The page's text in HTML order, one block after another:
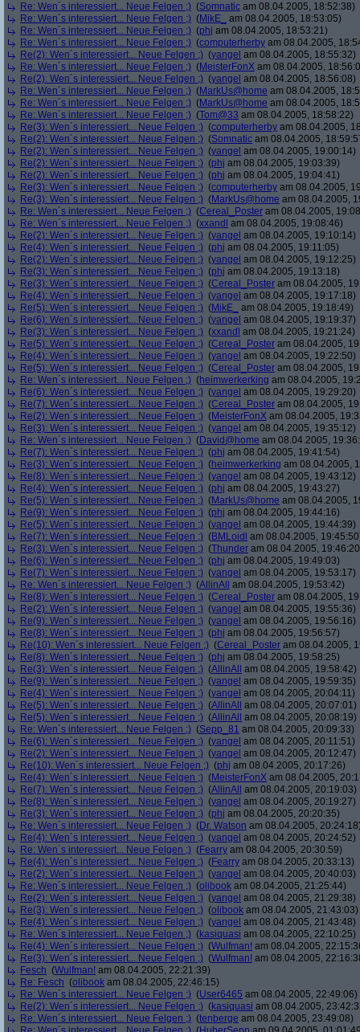
Re: Wen´s interessiert... Neue Felgen ;) (Somnatic am 08.04.2005, 18:52:38)
Re: Wen´s interessiert... Neue Felgen ;) (MikE_
am 08.04.2005, 18:53:05)
Re: Wen´s interessiert... Neue Felgen ;) (phj am 08.04.2005, 18:53:21)
Re: Wen´s interessiert... Neue Felgen ;) (computerherby am 08.04.2005,
Re(2): Wen´s interessiert... Neue Felgen ;) (yangel am 08.04.2005, 18:55:32)
Re: Wen´s interessiert... Neue Felgen ;) (MeisterFonX am 08.04.2005,
Re(2): Wen´s interessiert... Neue Felgen ;) (yangel am 08.04.2005, 18:56:08)
Re: Wen´s interessiert... Neue Felgen ;) (MarkUs@home am 08.04.2005,
Re: Wen´s interessiert... Neue Felgen ;) (MarkUs@home am 08.04.2005,
Re: Wen´s interessiert... Neue Felgen ;) (Tom@33 am 08.04.2005, 18:58:22)
Re(3): Wen´s interessiert... Neue Felgen ;) (computerherby am 08.04.2005,
Re(2): Wen´s interessiert... Neue Felgen ;) (Somnatic am 08.04.2005,
Re(2): Wen´s interessiert... Neue Felgen ;) (yangel am 08.04.2005, 19:00:14)
Re(2): Wen´s interessiert... Neue Felgen ;) (phj am 08.04.2005, 19:03:39)
Re(2): Wen´s interessiert... Neue Felgen ;) (phj am 08.04.2005, 19:04:41)
Re(3): Wen´s interessiert... Neue Felgen ;) (computerherby am 08.04.2005,
Re(3): Wen´s interessiert... Neue Felgen ;) (MarkUs@home am 08.04.2005,
Re: Wen´s interessiert... Neue Felgen ;) (Cereal_Poster am 08.04.2005,
Re: Wen´s interessiert... Neue Felgen ;) (xxandl am 08.04.2005, 19:08:46)
Re(2): Wen´s interessiert... Neue Felgen ;) (yangel am 08.04.2005, 19:10:14)
Re(4): Wen´s interessiert... Neue Felgen ;) (phj am 08.04.2005, 19:11:05)
Re(2): Wen´s interessiert... Neue Felgen ;) (yangel am 08.04.2005, 19:12:25)
Re(3): Wen´s interessiert... Neue Felgen ;) (phj am 08.04.2005, 19:13:18)
Re(3): Wen´s interessiert... Neue Felgen ;) (Cereal_Poster am 08.04.2005,
Re(4): Wen´s interessiert... Neue Felgen ;) (yangel am 08.04.2005, 19:17:18)
Re(5): Wen´s interessiert... Neue Felgen ;) (MikE_
am 08.04.2005, 19:18:49)
Re(6): Wen´s interessiert... Neue Felgen ;) (yangel am 08.04.2005, 19:19:37)
Re(3): Wen´s interessiert... Neue Felgen ;) (xxandl am 08.04.2005, 19:21:24)
Re(5): Wen´s interessiert... Neue Felgen ;) (Cereal_Poster am 08.04.2005,
Re(4): Wen´s interessiert... Neue Felgen ;) (yangel am 08.04.2005, 19:22:50)
Re(5): Wen´s interessiert... Neue Felgen ;) (Cereal_Poster am 08.04.2005,
Re: Wen´s interessiert... Neue Felgen ;) (heimwerkerking am 08.04.2005,
Re(6): Wen´s interessiert... Neue Felgen ;) (yangel am 08.04.2005, 19:29:20)
Re(7): Wen´s interessiert... Neue Felgen ;) (Cereal_Poster am 08.04.2005,
Re(2): Wen´s interessiert... Neue Felgen ;) (MeisterFonX am 08.04.2005,
Re(3): Wen´s interessiert... Neue Felgen ;) (yangel am 08.04.2005, 19:35:12)
Re: Wen´s interessiert... Neue Felgen ;) (David@home am 08.04.2005,
Re(7): Wen´s interessiert... Neue Felgen ;) (phj am 08.04.2005, 19:41:54)
Re(3): Wen´s interessiert... Neue Felgen ;) (heimwerkerking am 08.04.2005,
Re(8): Wen´s interessiert... Neue Felgen ;) (yangel am 08.04.2005, 19:43:12)
Re(4): Wen´s interessiert... Neue Felgen ;) (phj am 08.04.2005, 19:43:27)
Re(5): Wen´s interessiert... Neue Felgen ;) (MarkUs@home am 08.04.2005,
Re(9): Wen´s interessiert... Neue Felgen ;) (phj am 08.04.2005, 19:44:16)
Re(5): Wen´s interessiert... Neue Felgen ;) (yangel am 08.04.2005, 19:44:39)
Re(7): Wen´s interessiert... Neue Felgen ;) (BMLoidl am 08.04.2005,
Re(3): Wen´s interessiert... Neue Felgen ;) (Thunder am 08.04.2005,
Re(6): Wen´s interessiert... Neue Felgen ;) (phj am 08.04.2005, 19:49:03)
Re(7): Wen´s interessiert... Neue Felgen ;) (yangel am 08.04.2005, 19:53:17)
Re: Wen´s interessiert... Neue Felgen ;) (AllinAll
am 08.04.2005, 19:53:42)
Re(8): Wen´s interessiert... Neue Felgen ;) (Cereal_Poster am 08.04.2005,
Re(2): Wen´s interessiert... Neue Felgen ;) (yangel am 08.04.2005, 19:55:36)
Re(9): Wen´s interessiert... Neue Felgen ;) (yangel am 08.04.2005, 19:56:16)
Re(8): Wen´s interessiert... Neue Felgen ;) (phj am 08.04.2005, 19:56:57)
Re(10): Wen´s interessiert... Neue Felgen ;) (Cereal_Poster am 08.04.2005,
Re(8): Wen´s interessiert... Neue Felgen ;) (phj am 08.04.2005, 19:58:25)
Re(3): Wen´s interessiert... Neue Felgen ;) (AllinAll
am 08.04.2005, 19:58:42)
Re(9): Wen´s interessiert... Neue Felgen ;) (yangel am 08.04.2005, 19:59:35)
Re(4): Wen´s interessiert... Neue Felgen ;) (yangel am 08.04.2005, 20:04:11)
Re(5): Wen´s interessiert... Neue Felgen ;) (AllinAll
am 08.04.2005, 20:07:01)
Re(5): Wen´s interessiert... Neue Felgen ;) (AllinAll
am 08.04.2005, 20:08:19)
Re: Wen´s interessiert... Neue Felgen ;) (Sepp_81 am 08.04.2005, 20:09:33)
Re(6): Wen´s interessiert... Neue Felgen ;) (yangel am 08.04.2005, 20:11:51)
Re(2): Wen´s interessiert... Neue Felgen ;) (yangel am 08.04.2005, 20:12:47)
Re(10): Wen´s interessiert... Neue Felgen ;) (phj am 08.04.2005, 20:17:26)
Re(4): Wen´s interessiert... Neue Felgen ;) (MeisterFonX am 08.04.2005,
Re(7): Wen´s interessiert... Neue Felgen ;) (AllinAll
am 08.04.2005, 20:19:03)
Re(8): Wen´s interessiert... Neue Felgen ;) (yangel am 08.04.2005, 20:19:27)
Re(3): Wen´s interessiert... Neue Felgen ;) (phj am 08.04.2005, 20:20:35)
Re: Wen´s interessiert... Neue Felgen ;) (Dr. Watson am 08.04.2005,
Re(4): Wen´s interessiert... Neue Felgen ;) (yangel am 08.04.2005, 20:24:52)
Re: Wen´s interessiert... Neue Felgen ;) (Fearry am 08.04.2005, 20:30:59)
Re(4): Wen´s interessiert... Neue Felgen ;) (Fearry am 08.04.2005, 20:33:13)
Re(2): Wen´s interessiert... Neue Felgen ;) (yangel am 08.04.2005, 20:40:03)
Re: Wen´s interessiert... Neue Felgen ;) (olibook am 08.04.2005, 21:25:44)
Re(2): Wen´s interessiert... Neue Felgen ;) (yangel am 08.04.2005, 21:29:38)
Re(3): Wen´s interessiert... Neue Felgen ;) (olibook am 08.04.2005, 21:43:03)
Re(4): Wen´s interessiert... Neue Felgen ;) (yangel am 08.04.2005, 21:43:48)
Re: Wen´s interessiert... Neue Felgen ;) (kasiquasi am 08.04.2005, 22:10:25)
Re(4): Wen´s interessiert... Neue Felgen ;) (Wulfman! am 08.04.2005,
Re(3): Wen´s interessiert... Neue Felgen ;) (Wulfman! am 08.04.2005,
Fesch (Wulfman! am 08.04.2005, 22:21:39)
Re: Fesch (olibook am 08.04.2005, 22:46:15)
Re: Wen´s interessiert... Neue Felgen ;) (User6465 am 08.04.2005, 22:49:06)
Re(2): Wen´s interessiert... Neue Felgen ;) (kasiquasi am 08.04.2005,
Re: Wen´s interessiert... Neue Felgen ;) (tenberge am 08.04.2005, 23:49:08)